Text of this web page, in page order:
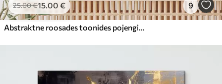
25.00€15.00 € 9
Abstraktne roosades toonides pojengide kimp